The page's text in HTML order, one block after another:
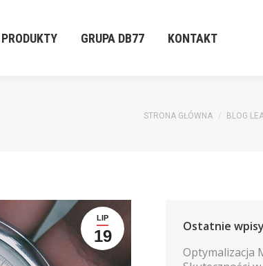
PRODUKTY GRUPA DB77 KONTAKT
Jesteś tutaj:
STRONA GŁÓWNA BLOG
LIP
19
Ostatnie wpisy
Optymalizacja